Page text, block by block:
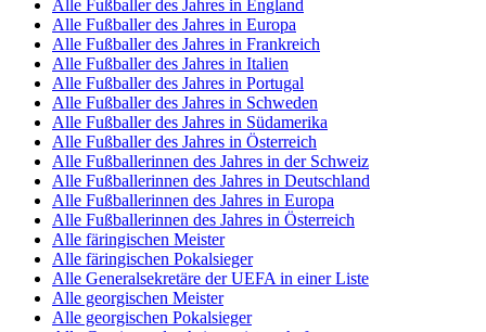
Alle Fußballer des Jahres in England
Alle Fußballer des Jahres in Europa
Alle Fußballer des Jahres in Frankreich
Alle Fußballer des Jahres in Italien
Alle Fußballer des Jahres in Portugal
Alle Fußballer des Jahres in Schweden
Alle Fußballer des Jahres in Südamerika
Alle Fußballer des Jahres in Österreich
Alle Fußballerinnen des Jahres in der Schweiz
Alle Fußballerinnen des Jahres in Deutschland
Alle Fußballerinnen des Jahres in Europa
Alle Fußballerinnen des Jahres in Österreich
Alle färingischen Meister
Alle färingischen Pokalsieger
Alle Generalsekretäre der UEFA in einer Liste
Alle georgischen Meister
Alle georgischen Pokalsieger